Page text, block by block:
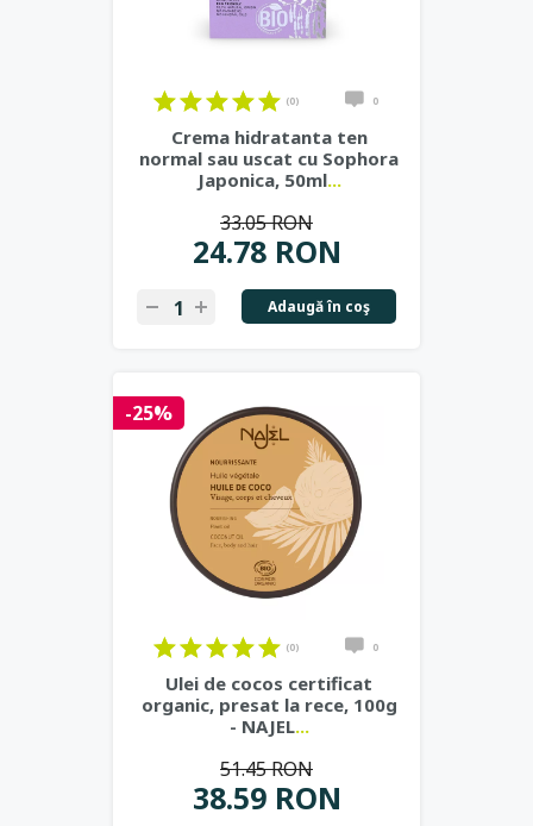
(0) 0
Crema hidratanta ten
normal sau uscat cu Sophora
Japonica, 50ml...
24.78 RON
33.05 RON
Adaugă în coş
-25%
(0) 0
Ulei de cocos certificat
organic, presat la rece, 100g
- NAJEL...
38.59 RON
51.45 RON